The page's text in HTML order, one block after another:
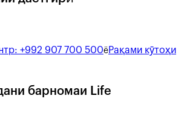
+992 907 700 500ёРақами кӯтоҳи
барномаи Life